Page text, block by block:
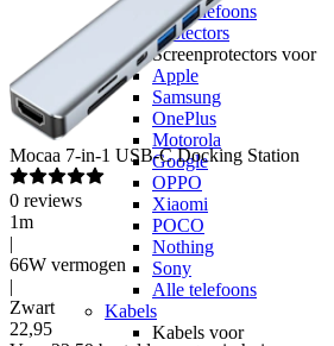
Alle telefoons
Screenprotectors
Screenprotectors voor
Apple
Samsung
OnePlus
Motorola
Google
OPPO
Xiaomi
POCO
Nothing
Sony
Alle telefoons
Kabels
Kabels voor
Mocaa 7-in-1 USB-C Docking Station
0 reviews
1m
|
66W vermogen
|
Zwart
22,95